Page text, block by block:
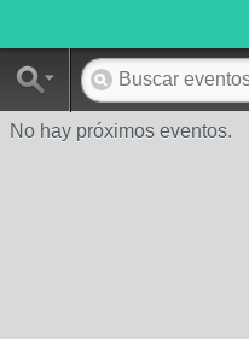
No hay próximos eventos.